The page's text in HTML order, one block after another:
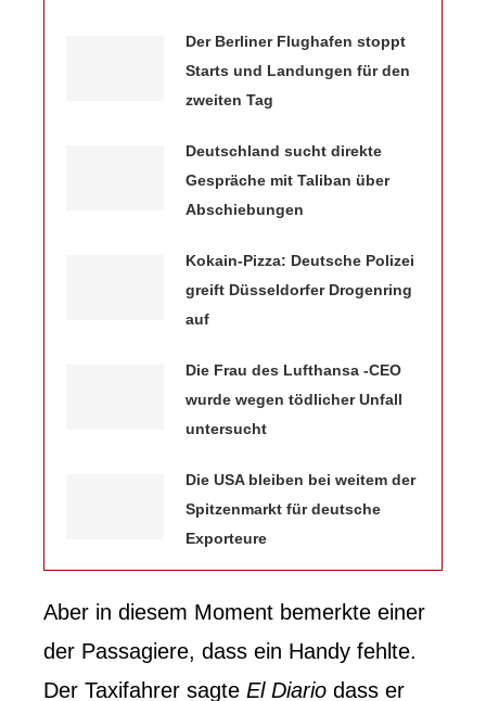
Der Berliner Flughafen stoppt
Starts und Landungen für den
zweiten Tag
Deutschland sucht direkte
Gespräche mit Taliban über
Abschiebungen
Kokain-Pizza: Deutsche Polizei
greift Düsseldorfer Drogenring
auf
Die Frau des Lufthansa -CEO
wurde wegen tödlicher Unfall
untersucht
Die USA bleiben bei weitem der
Spitzenmarkt für deutsche
Exporteure
Aber in diesem Moment bemerkte einer
der Passagiere, dass ein Handy fehlte.
Der Taxifahrer sagte El Diario dass er